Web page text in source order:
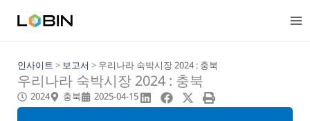
인사이트 > 보고서 > 우리나라 숙박시장 2024 : 충북
우리나라 숙박시장 2024 : 충북
2024 충북 2025-04-15